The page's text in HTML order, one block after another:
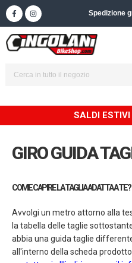
SALDI
GIRO GUIDA
COME CAPIRE LA TAGLIA ADATTA A TE?
Avvolgi un metro attorno alla
la tabella delle taglie
abbia una guida taglie
all'interno della scheda